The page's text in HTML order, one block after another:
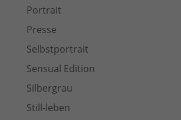
Portrait
Presse
Selbstportrait
Sensual Edition
Silbergrau
Still-leben